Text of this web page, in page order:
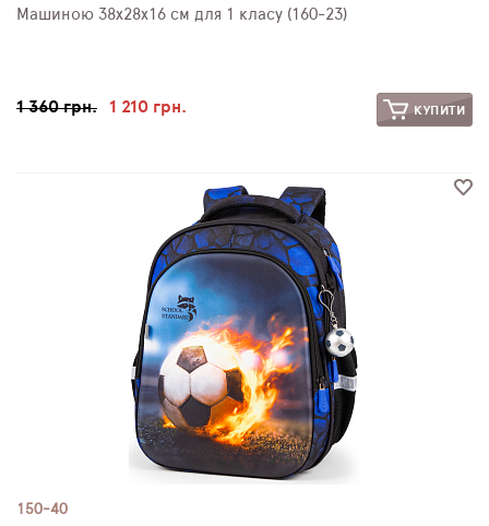
Машиною 38х28х16 см для 1 класу (160-23)
1 360 грн. 1 210 грн. КУПИТИ
150-40